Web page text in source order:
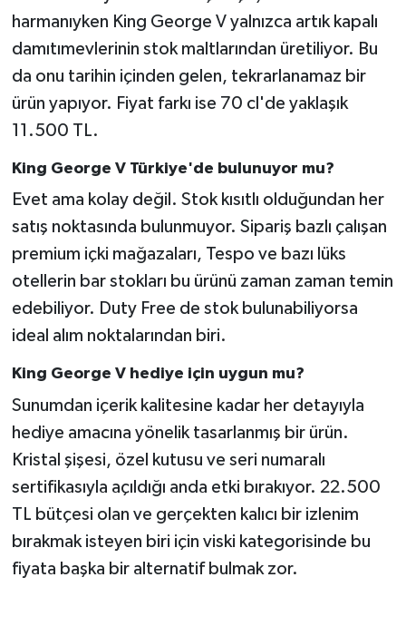
harmanıyken King George V yalnızca artık kapalı
damıtımevlerinin stok maltlarından üretiliyor. Bu
da onu tarihin içinden gelen, tekrarlanamaz bir
ürün yapıyor. Fiyat farkı ise 70 cl'de yaklaşık
11.500 TL.
King George V Türkiye'de bulunuyor mu?
Evet ama kolay değil. Stok kısıtlı olduğundan her
satış noktasında bulunmuyor. Sipariş bazlı çalışan
premium içki mağazaları, Tespo ve bazı lüks
otellerin bar stokları bu ürünü zaman zaman temin
edebiliyor. Duty Free de stok bulunabiliyorsa
ideal alım noktalarından biri.
King George V hediye için uygun mu?
Sunumdan içerik kalitesine kadar her detayıyla
hediye amacına yönelik tasarlanmış bir ürün.
Kristal şişesi, özel kutusu ve seri numaralı
sertifikasıyla açıldığı anda etki bırakıyor. 22.500
TL bütçesi olan ve gerçekten kalıcı bir izlenim
bırakmak isteyen biri için viski kategorisinde bu
fiyata başka bir alternatif bulmak zor.